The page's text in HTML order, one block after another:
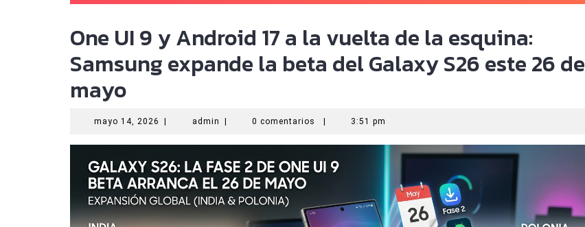
One UI 9 y Android 17 a la vuelta de la esquina:
Samsung expande la beta del Galaxy S26 este 26 de
mayo
mayo 14, 2026 mayo
2026
admin admin 0 comentarios 3:51 pm